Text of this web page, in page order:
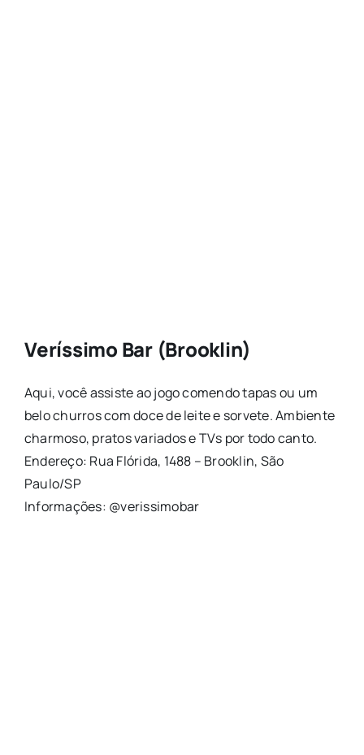
Veríssimo Bar (Brooklin)
Aqui, você assiste ao jogo comendo tapas ou um
belo churros com doce de leite e sorvete. Ambiente
charmoso, pratos variados e TVs por todo canto.
Endereço: Rua Flórida, 1488 – Brooklin, São
Paulo/SP
Informações: @verissimobar